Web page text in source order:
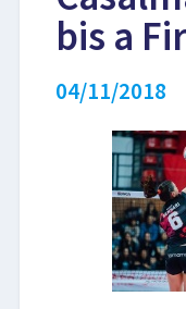
bis a
04/11/2018